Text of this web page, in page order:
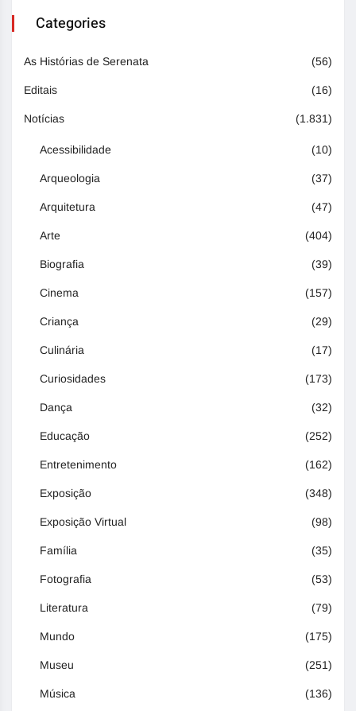
Categories
As Histórias de Serenata (56)
Editais (16)
Notícias (1.831)
Acessibilidade (10)
Arqueologia (37)
Arquitetura (47)
Arte (404)
Biografia (39)
Cinema (157)
Criança (29)
Culinária (17)
Curiosidades (173)
Dança (32)
Educação (252)
Entretenimento (162)
Exposição (348)
Exposição Virtual (98)
Família (35)
Fotografia (53)
Literatura (79)
Mundo (175)
Museu (251)
Música (136)